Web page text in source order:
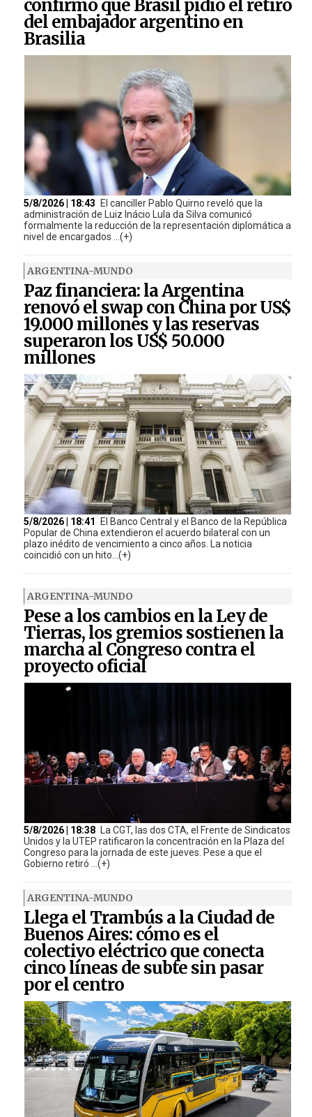
confirmó que Brasil pidió el retiro
del embajador argentino en
Brasilia
5/8/2026 | 18:43 El canciller Pablo Quirno reveló que la
administración de Luiz Inácio Lula da Silva comunicó
formalmente la reducción de la representación diplomática a
nivel de encargados ...(+)
ARGENTINA-MUNDO
Paz financiera: la Argentina
renovó el swap con China por US$
19.000 millones y las reservas
superaron los US$ 50.000
millones
5/8/2026 | 18:41
El Banco Central y el Banco de la República
Popular de China extendieron el acuerdo bilateral con un
plazo inédito de vencimiento a cinco años. La noticia
coincidió con un hito...(+)
ARGENTINA-MUNDO
Pese a los cambios en la Ley de
Tierras, los gremios sostienen la
marcha al Congreso contra el
proyecto oficial
5/8/2026 | 18:38
La CGT, las dos CTA, el Frente de Sindicatos
Unidos y la UTEP ratificaron la concentración en la Plaza del
Congreso para la jornada de este jueves. Pese a que el
Gobierno retiró ...(+)
ARGENTINA-MUNDO
Llega el Trambús a la Ciudad de
Buenos Aires: cómo es el
colectivo eléctrico que conecta
cinco líneas de subte sin pasar
por el centro